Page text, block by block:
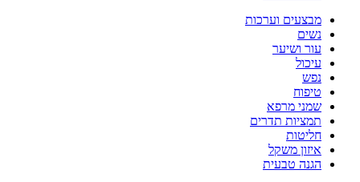
מבצעים וערכות
נשים
עור ושיער
עיכול
נפש
טיפוח
שמני מרפא
תמציות תדרים
חליטות
איזון משקל
הגנה טבעית